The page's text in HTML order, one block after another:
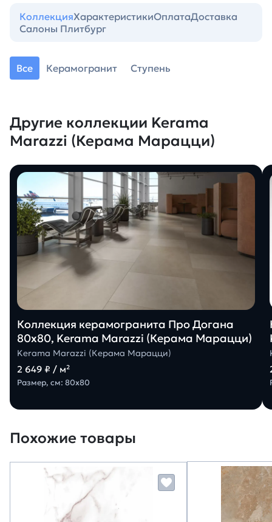
КоллекцияХарактеристикиОплатаДоставка
Салоны Плитбург
Все Керамогранит Ступень
Другие коллекции Kerama
Marazzi (Керама Марацци)
Коллекция керамогранита Про Догана
80х80, Kerama Marazzi (Керама Марацци)
Kerama Marazzi (Керама Марацци)
2 649 ₽ / м²
Размер, см: 80х80
Похожие товары